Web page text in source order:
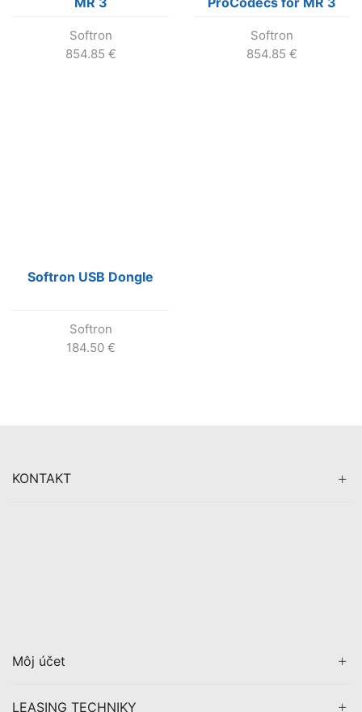
Softron
854.85 €
Softron
854.85 €
Softron USB Dongle
Softron
184.50 €
KONTAKT
Môj účet
LEASING TECHNIKY